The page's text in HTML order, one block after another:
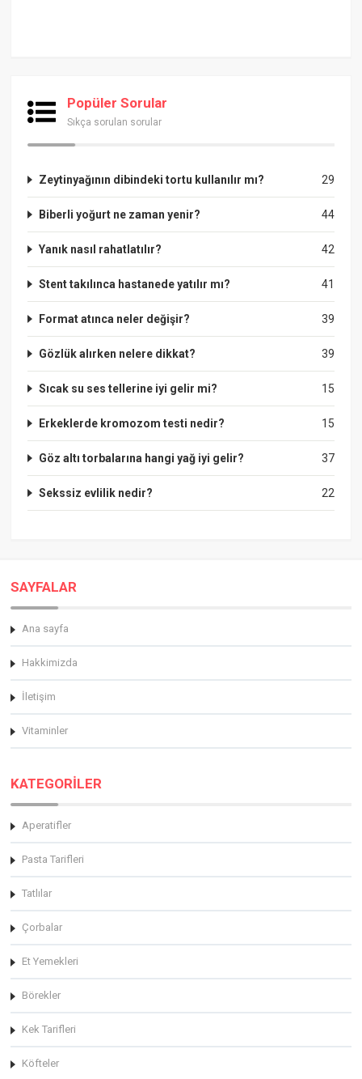
Popüler Sorular
Sıkça sorulan sorular
29
Zeytinyağının dibindeki tortu kullanılır mı?
44
Biberli yoğurt ne zaman yenir?
42
Yanık nasıl rahatlatılır?
41
Stent takılınca hastanede yatılır mı?
39
Format atınca neler değişir?
39
Gözlük alırken nelere dikkat?
15
Sıcak su ses tellerine iyi gelir mi?
15
Erkeklerde kromozom testi nedir?
37
Göz altı torbalarına hangi yağ iyi gelir?
22
Sekssiz evlilik nedir?
SAYFALAR
Ana sayfa
Hakkimizda
İletişim
Vitaminler
KATEGORİLER
Aperatifler
Pasta Tarifleri
Tatlılar
Çorbalar
Et Yemekleri
Börekler
Kek Tarifleri
Köfteler